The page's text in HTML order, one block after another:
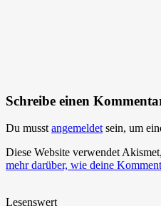
Schreibe einen
Du musst angemeldet sein, um
Diese Website verwendet
mehr darüber, wie deine
Lesenswert